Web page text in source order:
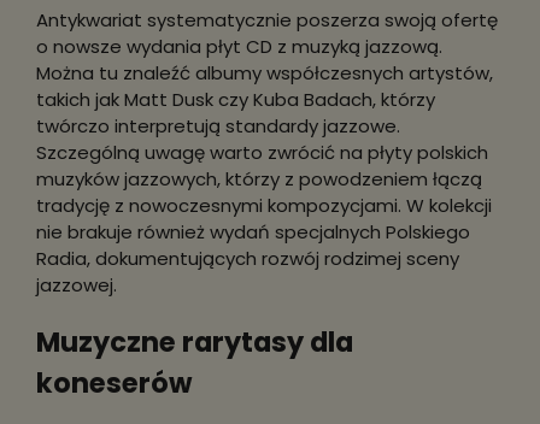
Antykwariat systematycznie poszerza swoją ofertę
o nowsze wydania płyt CD z muzyką jazzową.
Można tu znaleźć albumy współczesnych artystów,
takich jak Matt Dusk czy Kuba Badach, którzy
twórczo interpretują standardy jazzowe.
Szczególną uwagę warto zwrócić na płyty polskich
muzyków jazzowych, którzy z powodzeniem łączą
tradycję z nowoczesnymi kompozycjami. W kolekcji
nie brakuje również wydań specjalnych Polskiego
Radia, dokumentujących rozwój rodzimej sceny
jazzowej.
Muzyczne rarytasy dla
koneserów